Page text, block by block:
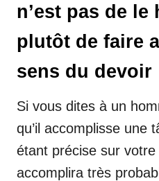
n’est pas de le
plutôt de faire
sens du devoir
Si vous dites à un
qu’il accomplisse une
étant précise sur votre
accomplira très